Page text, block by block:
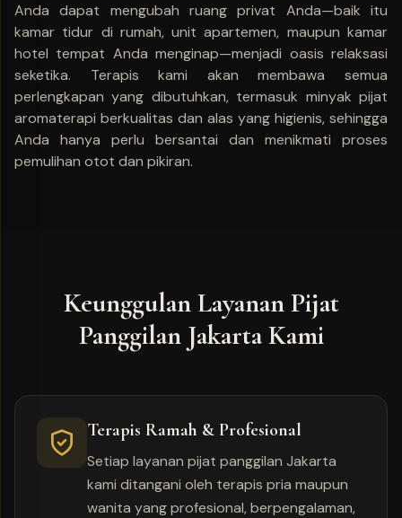
Anda dapat mengubah ruang privat Anda—baik itu
kamar tidur di rumah, unit apartemen, maupun kamar
hotel tempat Anda menginap—menjadi oasis relaksasi
seketika. Terapis kami akan membawa semua
perlengkapan yang dibutuhkan, termasuk minyak pijat
aromaterapi berkualitas dan alas yang higienis, sehingga
Anda hanya perlu bersantai dan menikmati proses
pemulihan otot dan pikiran.
Keunggulan Layanan Pijat
Panggilan Jakarta Kami
Terapis Ramah & Profesional
Setiap layanan pijat panggilan Jakarta
kami ditangani oleh terapis pria maupun
wanita yang profesional, berpengalaman,